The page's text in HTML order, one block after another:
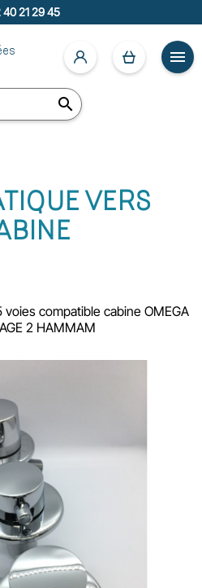
40 21 29 45


VERS
compatible cabine OMEGA
2 HAMMAM